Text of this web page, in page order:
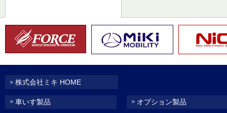
株式会社ミキ HOME
車いす製品 オプション製品